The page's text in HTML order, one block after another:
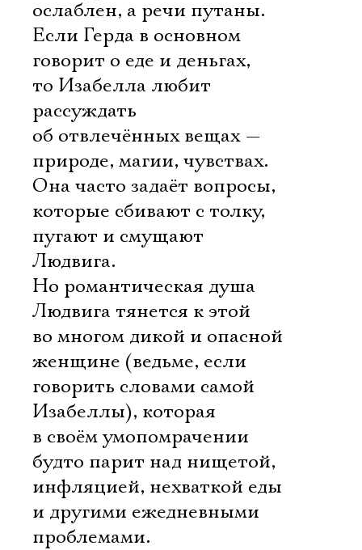
ослаблен, а речи путаны.
Если Герда в основном
говорит о еде и деньгах,
то Изабелла любит
рассуждать
об отвлечённых вещах —
природе, магии, чувствах.
Она часто задаёт вопросы,
которые сбивают с толку,
пугают и смущают
Людвига.
Но романтическая душа
Людвига тянется к этой
во многом дикой и опасной
женщине (ведьме, если
говорить словами самой
Изабеллы), которая
в своём умопомрачении
будто парит над нищетой,
инфляцией, нехваткой еды
и другими ежедневными
проблемами.